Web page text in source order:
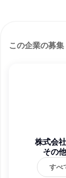
この企業の募集
株式会
その
すべ